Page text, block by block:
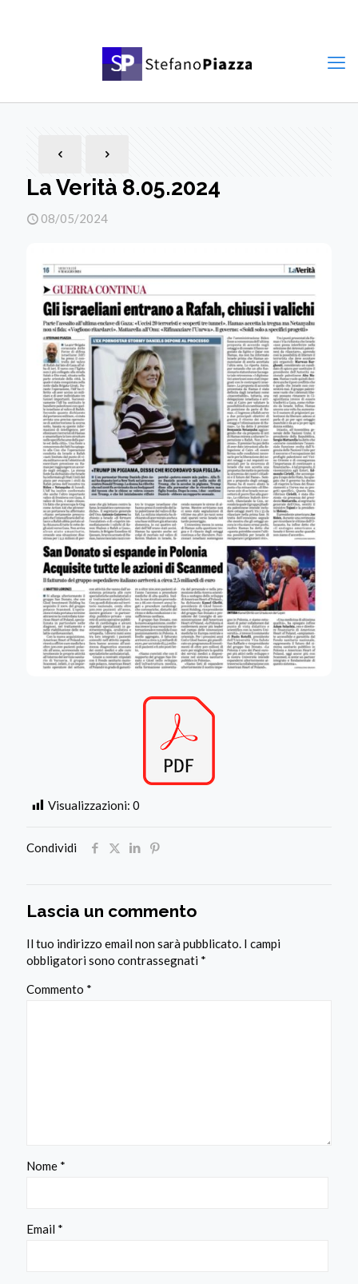
La Verità 8.05.2024
08/05/2024
Visualizzazioni: 0
Condividi
Lascia un commento
Il tuo indirizzo email non sarà pubblicato. I campi
obbligatori sono contrassegnati *
Commento *
Nome *
Email *